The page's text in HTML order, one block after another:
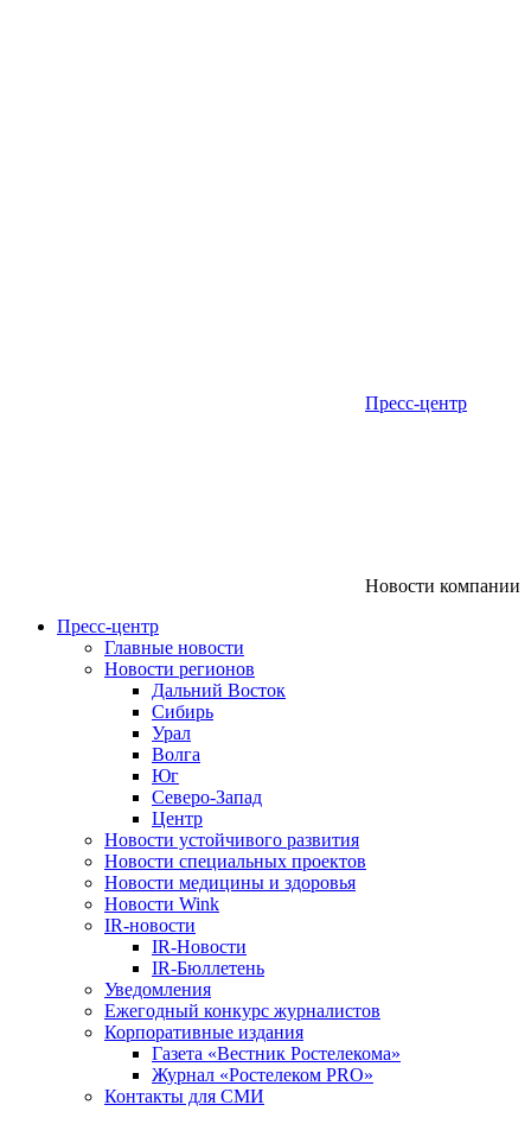
Пресс-центр
Новости компании
Пресс-центр
Главные новости
Новости регионов
Дальний Восток
Сибирь
Урал
Волга
Юг
Северо-Запад
Центр
Новости устойчивого развития
Новости специальных проектов
Новости медицины и здоровья
Новости Wink
IR-новости
IR-Новости
IR-Бюллетень
Уведомления
Ежегодный конкурс журналистов
Корпоративные издания
Газета «Вестник Ростелекома»
Журнал «Ростелеком PRO»
Контакты для СМИ